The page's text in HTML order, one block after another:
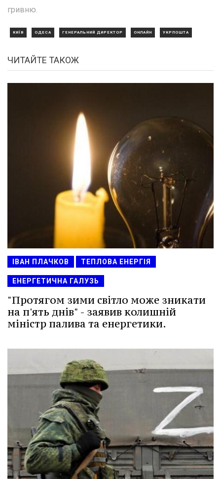
гривню.
КИЇВ ОДЕСА ГЕНЕРАЛЬНИЙ ДИРЕКТОР ОНЛАЙН УКРПОШТА
ЧИТАЙТЕ ТАКОЖ
ІВАН ПЛАЧКОВ ТЕПЛОВА ЕНЕРГІЯ
ЕНЕРГЕТИЧНА ГАЛУЗЬ
"Протягом зими світло може зникати
на п'ять днів" - заявив колишній
міністр палива та енергетики.